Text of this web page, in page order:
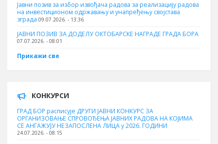
Јавни позив за избор извођача радова за реализацију радова
на инвестиционом одржавању и унапређењу својстава
зграда 09.07.2026. - 13:36
ЈАВНИ ПОЗИВ ЗА ДОДЕЛУ ОКТOБАРСКЕ НАГРАДЕ ГРАДА БОРА
07.07.2026. - 08:01
Прикажи све
КОНКУРСИ
ГРАД БОР расписује ДРУГИ ЈАВНИ КОНКУРС ЗА
ОРГАНИЗОВАЊЕ СПРОВОЂЕЊА ЈАВНИХ РАДОВА НА КОЈИМА
СЕ АНГАЖУЈУ НЕЗАПОСЛЕНА ЛИЦА у 2026. ГОДИНИ
24.07.2026. - 08:15